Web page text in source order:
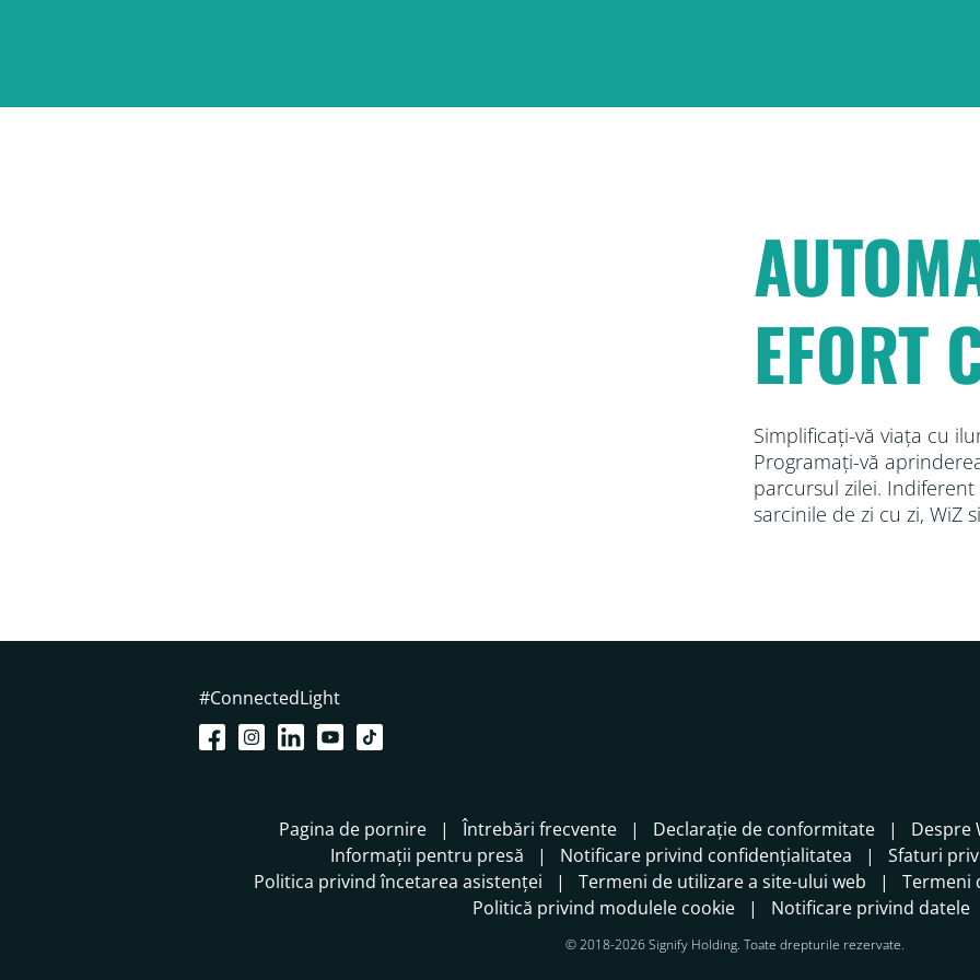
EFORT
Simplificați-vă viața cu
Programați-vă
parcursul zilei.
sarcinile de zi cu zi, WiZ
#ConnectedLight
Pagina de pornire Întrebări frecvente Declarație de conformitate
Despre
Informații pentru presă
Notificare privind confidențialitatea
Sfaturi
Politica privind încetarea asistenței
Termeni de utilizare a site-ului web
Termeni
Politică privind modulele cookie
Notificare privind datele
© 2018-2026 Signify Holding. Toate drepturile rezervate.